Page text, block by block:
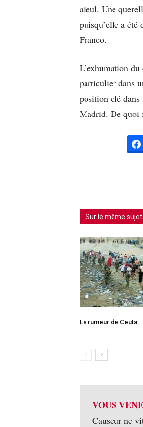
aïeul. Une
puisqu’elle a
Franco.
L’exhumation
particulier dans
position clé dans
Madrid. De quoi
Sur le même sujet
La rumeur de Ceuta
VOUS
Causeur ne